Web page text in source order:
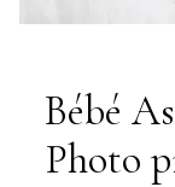
Bébé
Photo